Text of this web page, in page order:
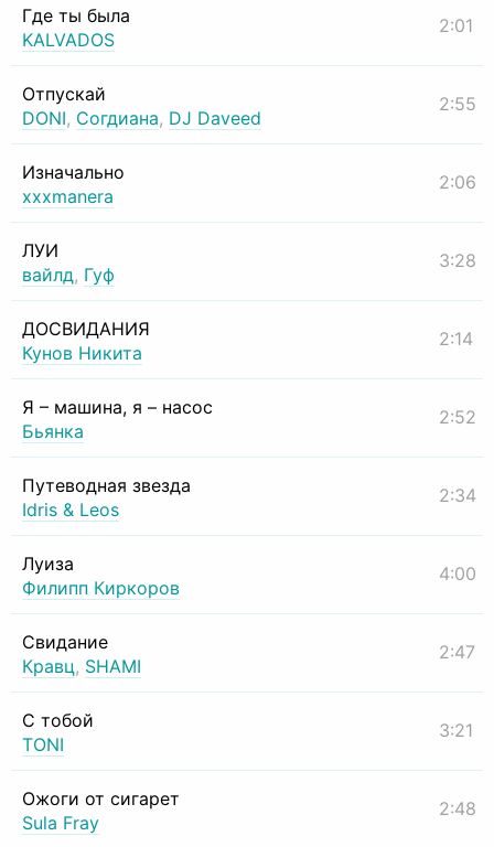
Где ты была
KALVADOS
2:01
Отпускай
DONI, Согдиана, DJ Daveed
2:55
Изначально
xxxmanera
2:06
ЛУИ
вайлд, Гуф
3:28
ДОСВИДАНИЯ
Кунов Никита
2:14
Я – машина, я – насос
Бьянка
2:52
Путеводная звезда
Idris & Leos
2:34
Луиза
Филипп Киркоров
4:00
Свидание
Кравц, SHAMI
2:47
С тобой
TONI
3:21
Ожоги от сигарет
Sula Fray
2:48